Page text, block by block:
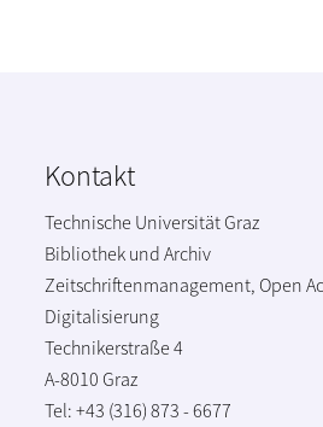
Kontakt
Technische Universität Graz
Bibliothek und Archiv
Zeitschriftenmanagement, Open
Digitalisierung
Technikerstraße 4
A-8010 Graz
Tel: +43 (316) 873 - 6677